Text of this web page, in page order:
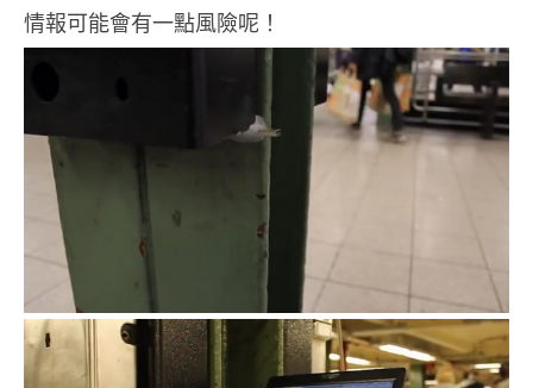
情報可能會有一點風險呢！